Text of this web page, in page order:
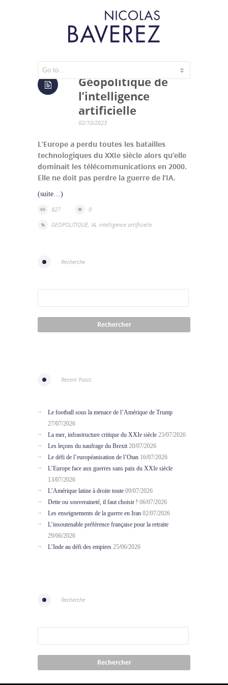
Géopolitique de
l’intelligence
artificielle
02/10/2023
L’Europe a perdu toutes les batailles
technologiques du XXIe siècle alors qu’elle
dominait les télécommunications en 2000.
Elle ne doit pas perdre la guerre de l’IA.
(suite…)
827
0
GEOPOLITIQUE, IA, intelligence artificielle
Recherche
Recent Posts
Le football sous la menace de l’Amérique de Trump
27/07/2026
La mer, infrastructure critique du XXIe siècle 23/07/2026
Les leçons du naufrage du Brexit 20/07/2026
Le défi de l’européanisation de l’Otan 16/07/2026
L’Europe face aux guerres sans paix du XXIe siècle
13/07/2026
L’Amérique latine à droite toute 09/07/2026
Dette ou souveraineté, il faut choisir ! 06/07/2026
Les enseignements de la guerre en Iran 02/07/2026
L’insoutenable préférence française pour la retraite
29/06/2026
L’Inde au défi des empires 25/06/2026
Recherche